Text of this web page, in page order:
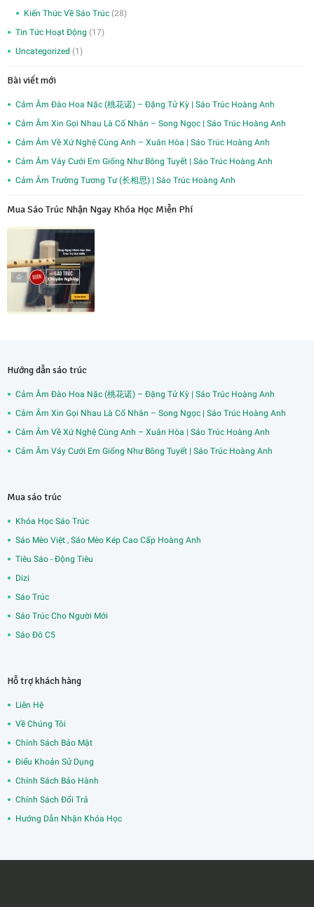
Kiến Thức Về Sáo Trúc (28)
Tin Tức Hoạt Động (17)
Uncategorized (1)
Bài viết mới
Cảm Âm Đào Hoa Nặc (桃花诺) – Đặng Tử Kỳ | Sáo Trúc Hoàng Anh
Cảm Âm Xin Gọi Nhau Là Cố Nhân – Song Ngọc | Sáo Trúc Hoàng Anh
Cảm Âm Về Xứ Nghệ Cùng Anh – Xuân Hòa | Sáo Trúc Hoàng Anh
Cảm Âm Váy Cưới Em Giống Như Bông Tuyết | Sáo Trúc Hoàng Anh
Cảm Âm Trường Tương Tư (长相思) | Sáo Trúc Hoàng Anh
Mua Sáo Trúc Nhận Ngay Khóa Học Miễn Phí
Hướng dẫn sáo trúc
Cảm Âm Đào Hoa Nặc (桃花诺) – Đặng Tử Kỳ | Sáo Trúc Hoàng Anh
Cảm Âm Xin Gọi Nhau Là Cố Nhân – Song Ngọc | Sáo Trúc Hoàng Anh
Cảm Âm Về Xứ Nghệ Cùng Anh – Xuân Hòa | Sáo Trúc Hoàng Anh
Cảm Âm Váy Cưới Em Giống Như Bông Tuyết | Sáo Trúc Hoàng Anh
Mua sáo trúc
Khóa Học Sáo Trúc
Sáo Mèo Việt , Sáo Mèo Kép Cao Cấp Hoàng Anh
Tiêu Sáo - Động Tiêu
Dizi
Sáo Trúc
Sáo Trúc Cho Người Mới
Sáo Đô C5
Hỗ trợ khách hàng
Liên Hệ
Về Chúng Tôi
Chính Sách Bảo Mật
Điểu Khoản Sử Dụng
Chính Sách Bảo Hành
Chính Sách Đổi Trả
Hướng Dẫn Nhận Khóa Học